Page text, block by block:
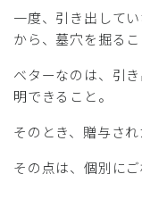
一度、引き出して
から、墓穴を掘るこ
ベターなのは、引
明できること。
そのとき、贈与さ
その点は、個別にご